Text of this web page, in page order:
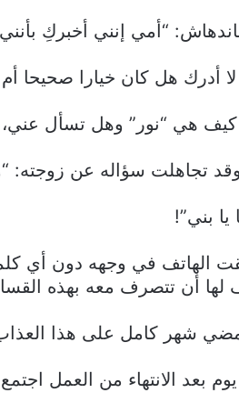
“أمي إنني أخبركِ
لا أدرك هل كان خيارا صحيحا أم
هي “نور” وهل تسأل عني،
وقد تجاهلت سؤاله عن زوجته:
يا بني”!
الهاتف في وجهه دون أي
لها أن تتصرف معه بهذه
شهر كامل على هذا
بعد الانتهاء من العمل